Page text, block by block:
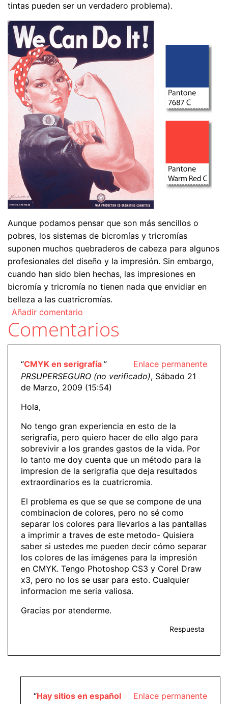
tintas pueden ser un verdadero problema).
Aunque podamos pensar que son más sencillos o
pobres, los sistemas de bicromías y tricromías
suponen muchos quebraderos de cabeza para algunos
profesionales del diseño y la impresión. Sin embargo,
cuando han sido bien hechas, las impresiones en
bicromía y tricromía no tienen nada que envidiar en
belleza a las cuatricromías.
Añadir comentario
Comentarios
Enlace permanente
“CMYK en serigrafía ”
PRSUPERSEGURO (no verificado), Sábado 21
de Marzo, 2009 (15:54)
Hola,
No tengo gran experiencia en esto de la
serigrafia, pero quiero hacer de ello algo para
sobrevivir a los grandes gastos de la vida. Por
lo tanto me doy cuenta que un método para la
impresion de la serigrafia que deja resultados
extraordinarios es la cuatricromia.
El problema es que se que se compone de una
combinacion de colores, pero no sé como
separar los colores para llevarlos a las pantallas
a imprimir a traves de este metodo- Quisiera
saber si ustedes me pueden decir cómo separar
los colores de las imágenes para la impresión
en CMYK. Tengo Photoshop CS3 y Corel Draw
x3, pero no los se usar para esto. Cualquier
informacion me seria valiosa.
Gracias por atenderme.
Respuesta
Enlace permanente
“Hay sitios en español